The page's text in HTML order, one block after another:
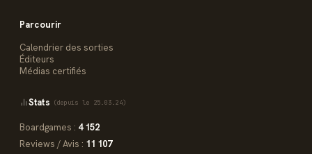
Parcourir
Calendrier des sorties
Éditeurs
Médias certifiés
Stats (depuis le 25.03.24)
Boardgames : 4 152
Reviews / Avis : 11 107